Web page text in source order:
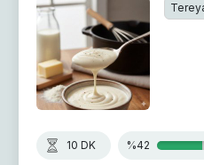
10 DK %42